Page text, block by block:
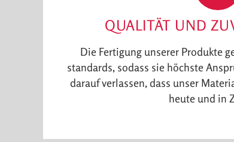
QUALITÄT UND
Die Fertigung unserer Produkte
standards, sodass sie höchste
darauf verlassen, dass unser
heute und in